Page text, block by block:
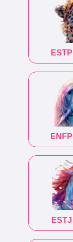
ESTP
ENFP
ESTJ